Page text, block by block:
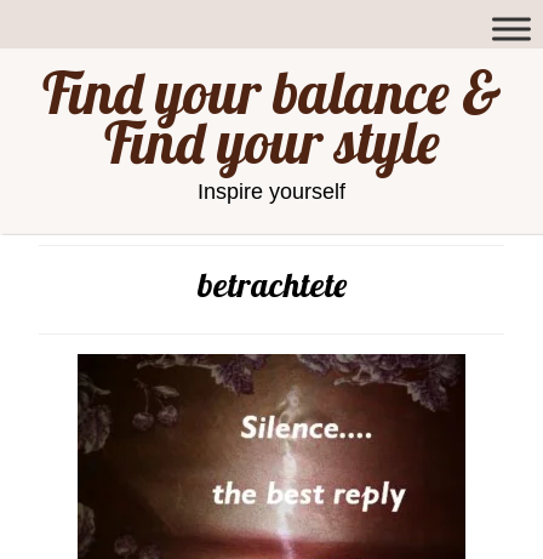
Find your balance &
Find your style
Inspire yourself
betrachtete